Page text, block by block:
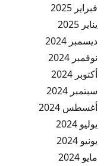
فبراير 2025
يناير 2025
ديسمبر 2024
نوفمبر 2024
أكتوبر 2024
سبتمبر 2024
أغسطس 2024
يوليو 2024
يونيو 2024
مايو 2024